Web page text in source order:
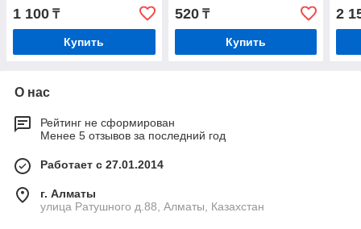
1 100 ₸
Купить
520₸
Купить
2
О нас
Рейтинг не сформирован
Менее 5 отзывов за последний год
Работает с 27.01.2014
г. Алматы
улица Ратушного д.88, Алматы, Казахстан